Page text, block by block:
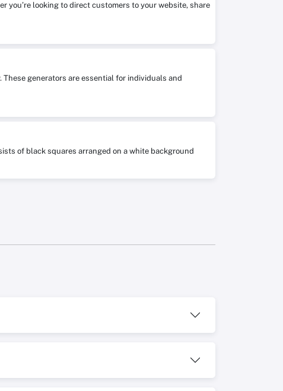
you’re looking to direct customers to your website, share
generators are essential for individuals and
of black squares arranged on a white background